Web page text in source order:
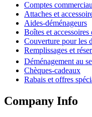
Comptes
Attaches et
Aides-déménageurs
Boîtes et accessoires
Couverture pour les
Remplissages et
Déménagement au
Chèques-cadeaux
Rabais et offres
Company Info